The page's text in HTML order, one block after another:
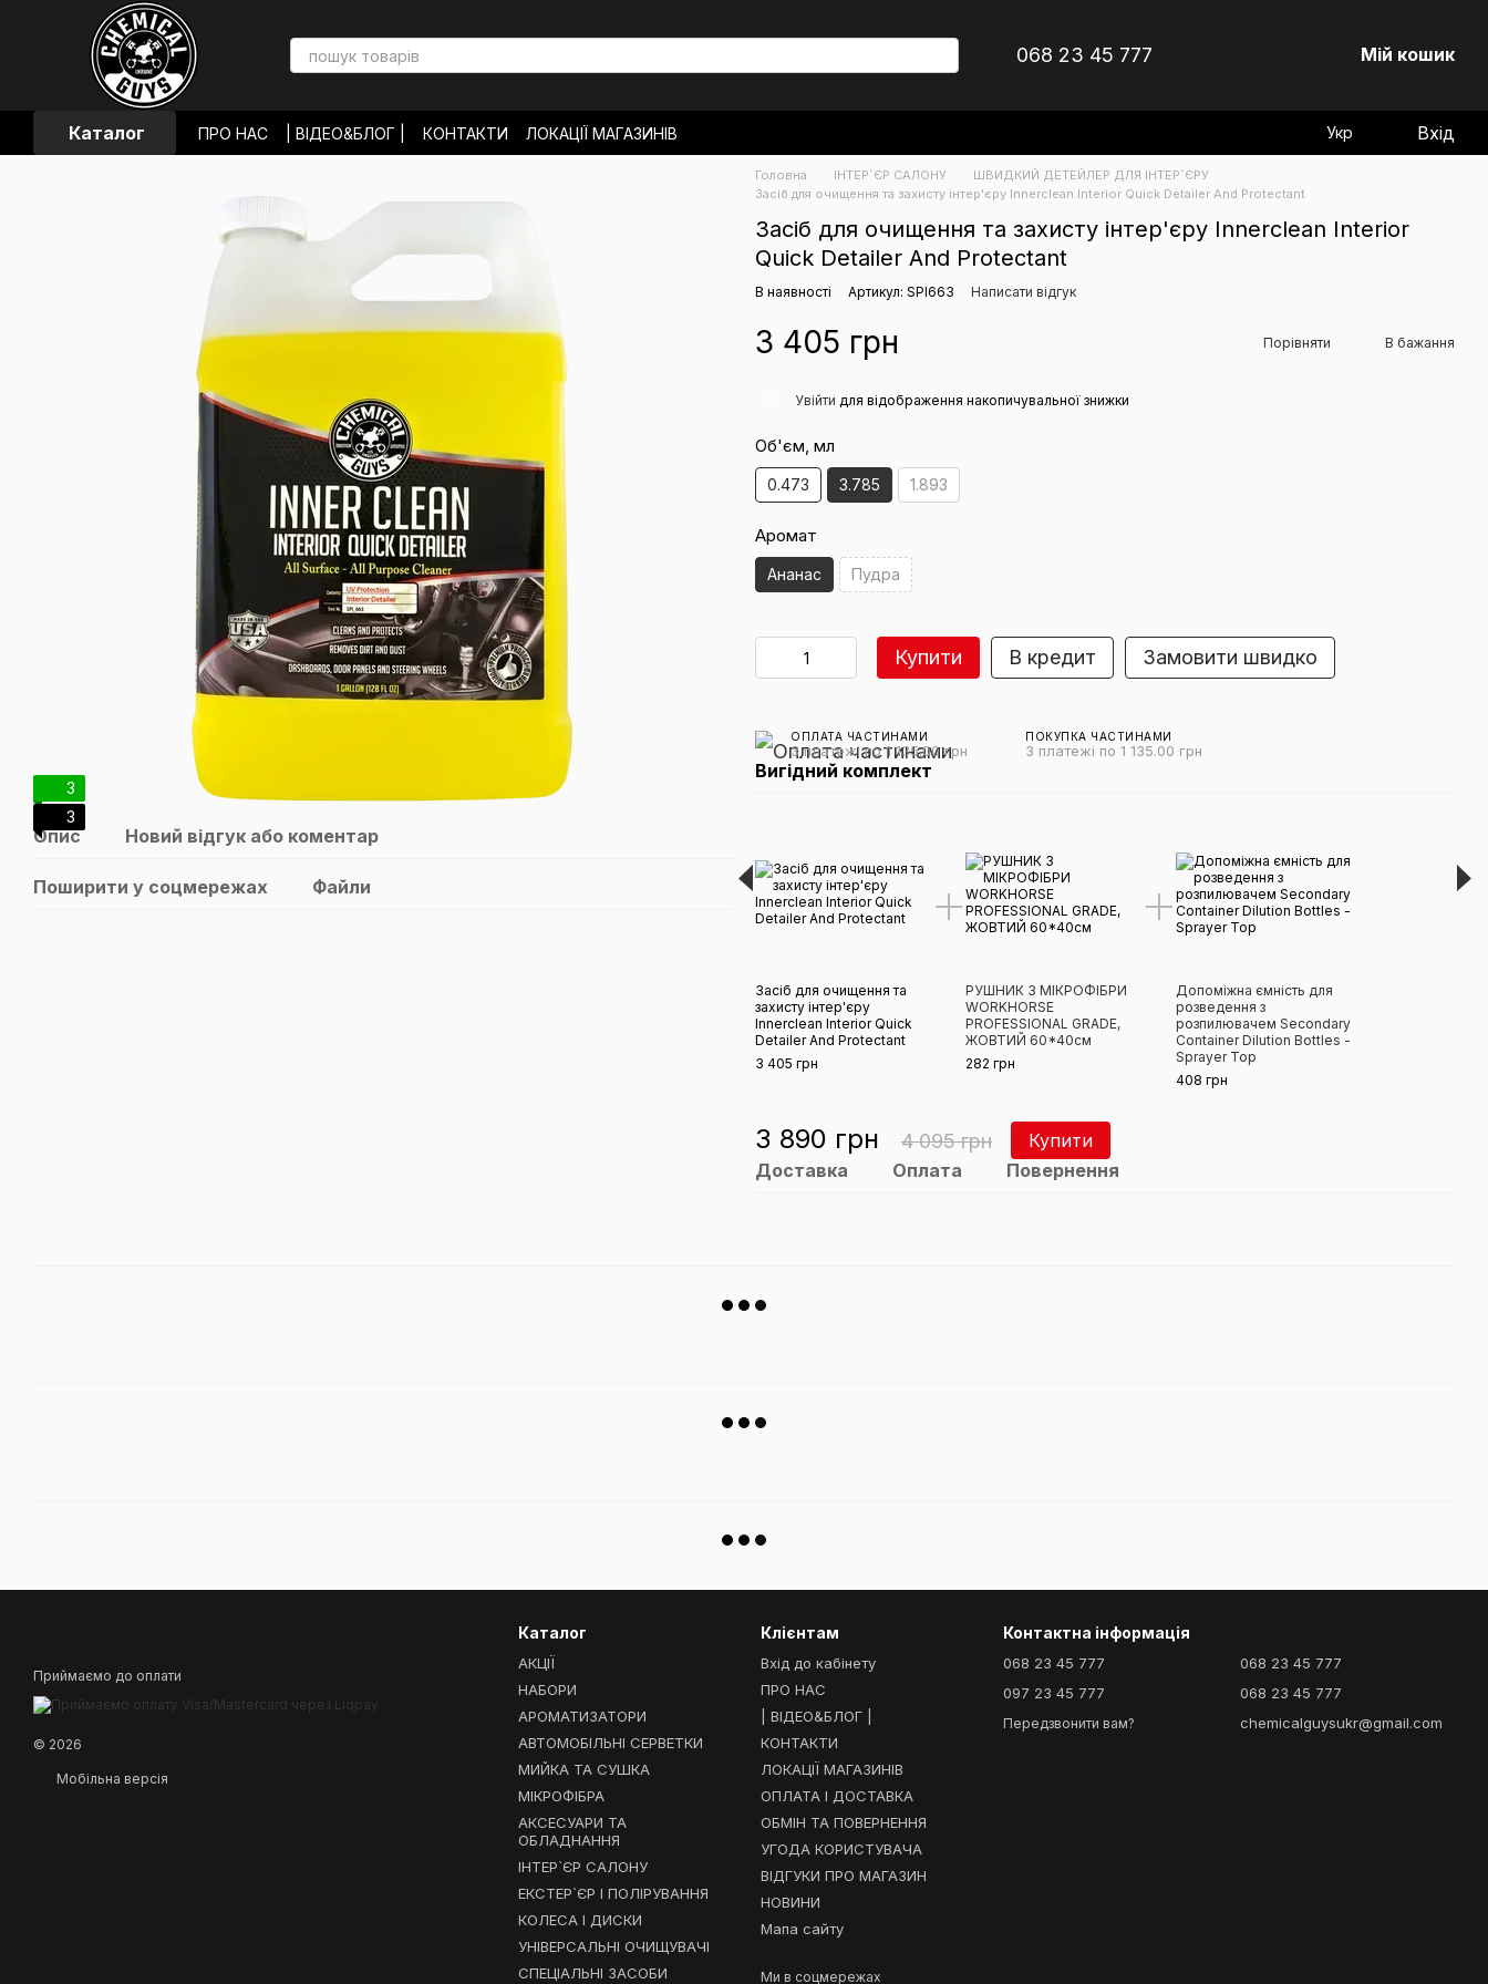
Перейти до основного контенту
068 23 45 777 Мій кошик
Каталог ПРО НАС | ВІДЕО&БЛОГ | КОНТАКТИ
ЛОКАЦІЇ МАГАЗИНІВ
ОПЛАТА І ДОСТАВКА
ОБМІН ТА ПОВЕРНЕННЯ
Укр Вхід
3
3
Опис Новий відгук або коментар
Поширити у соцмережах Файли
Головна ІНТЕР`ЄР САЛОНУ
ШВИДКИЙ ДЕТЕЙЛЕР ДЛЯ ІНТЕР`ЄРУ
Засіб для очищення та захисту інтер'єру Innerclean Interior Quick Detailer And Protectant
Засіб для очищення та захисту інтер'єру Innerclean Interior
Quick Detailer And Protectant
В наявності Артикул: SPI663 Написати відгук
3 405 грн Порівняти В бажання
Увійти для відображення накопичувальної знижки
Об'єм, мл
0.473 3.785 1.893
Аромат
Ананас Пудра
Купити В кредит Замовити швидко
ОПЛАТА ЧАСТИНАМИ
3 платежі по 1 135.00 грн
ПОКУПКА ЧАСТИНАМИ
3 платежі по 1 135.00 грн
Вигідний комплект
Засіб для очищення та
захисту інтер'єру
Innerclean Interior Quick
Detailer And Protectant
3 405 грн
РУШНИК З МІКРОФІБРИ
WORKHORSE
PROFESSIONAL GRADE,
ЖОВТИЙ 60*40см
282 грн
Допоміжна ємність для
розведення з
розпилювачем Secondary
Container Dilution Bottles -
Sprayer Top
408 грн
3 890 грн 4 095 грн Купити
Доставка Оплата Повернення
Приймаємо до оплати
© 2026
Мобільна версія
Каталог
АКЦІЇ
НАБОРИ
АРОМАТИЗАТОРИ
АВТОМОБІЛЬНІ СЕРВЕТКИ
МИЙКА ТА СУШКА
МІКРОФІБРА
АКСЕСУАРИ ТА
ОБЛАДНАННЯ
ІНТЕР`ЄР САЛОНУ
ЕКСТЕР`ЄР І ПОЛІРУВАННЯ
КОЛЕСА І ДИСКИ
УНІВЕРСАЛЬНІ ОЧИЩУВАЧІ
СПЕЦІАЛЬНІ ЗАСОБИ
Клієнтам
Вхід до кабінету
ПРО НАС
| ВІДЕО&БЛОГ |
КОНТАКТИ
ЛОКАЦІЇ МАГАЗИНІВ
ОПЛАТА І ДОСТАВКА
ОБМІН ТА ПОВЕРНЕННЯ
УГОДА КОРИСТУВАЧА
ВІДГУКИ ПРО МАГАЗИН
НОВИНИ
Мапа сайту
Ми в соцмережах
Контактна інформація
068 23 45 777
097 23 45 777
Передзвонити вам?
068 23 45 777
068 23 45 777
chemicalguysukr@gmail.com